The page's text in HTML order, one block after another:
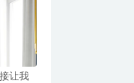
让我